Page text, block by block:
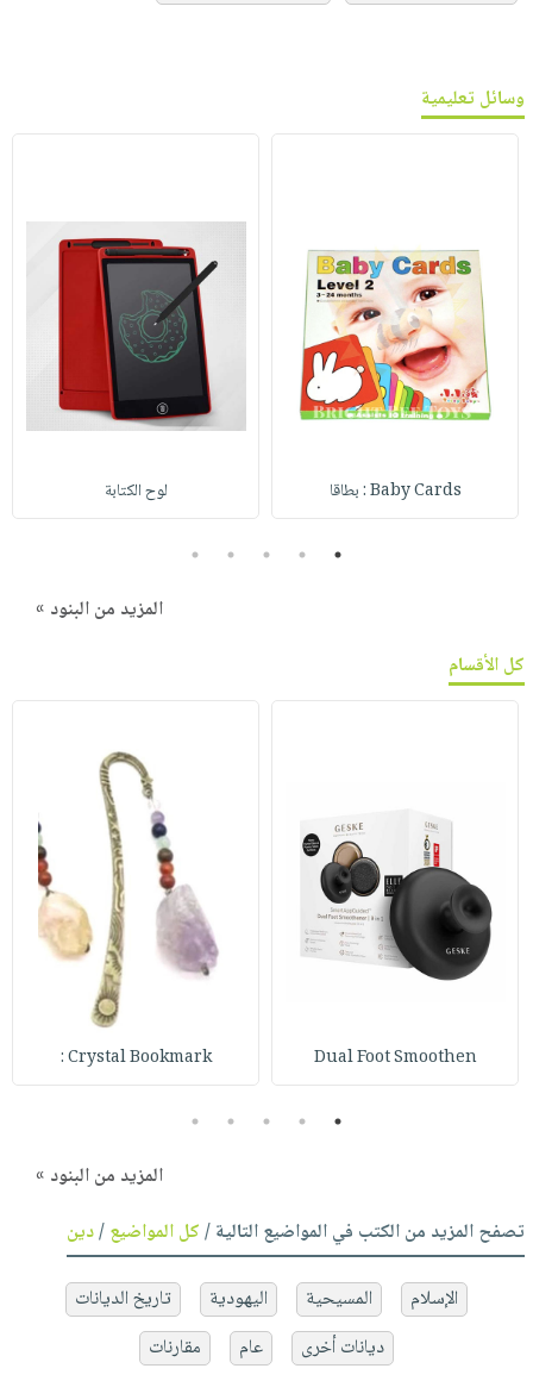
وسائل تعليمية
Baby Cards : بطاقا لوح الكتابة
1
2
3
4
5
المزيد من البنود »
كل الأقسام
Dual Foot Smoothen
Crystal Bookmark :
1
2
3
4
5
المزيد من البنود »
تصفح المزيد من الكتب في المواضيع التالية /كل المواضيع/دين
الإسلام المسيحية اليهودية
تاريخ الديانات
ديانات أخرى
عام مقارنات